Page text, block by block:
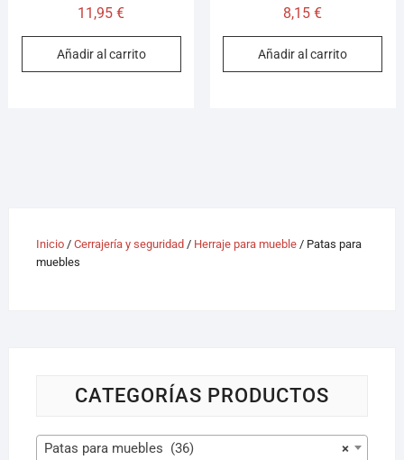
11,95€
Añadir al carrito
8,15€
Añadir al carrito
Inicio/ Cerrajería y seguridad / Herraje para mueble/ Patas para
muebles
CATEGORÍAS PRODUCTOS
×
Patas para muebles (36)